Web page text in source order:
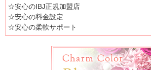
☆安心のIBJ正規加盟店
☆安心の料金設定
☆安心の柔軟サポート